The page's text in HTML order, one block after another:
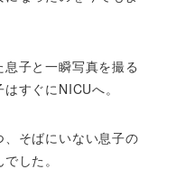
子と一瞬写真を撮る
はすぐにNICUへ。
そばにいない息子の
した。